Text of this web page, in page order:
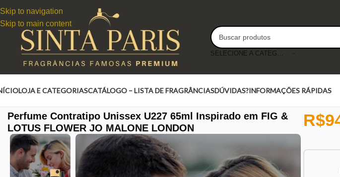
Skip to navigation
Skip to main content
SELECIONE A CATEGORIA
LOJA E CATEGORIASCATÁLOGO – LISTA DE FRAGRÂNCIASDÚVIDAS?INFORMAÇÕES RÁPIDAS
Perfume Contratipo Unissex U227 65ml Inspirado em FIG &
LOTUS FLOWER JO MALONE LONDON
R$